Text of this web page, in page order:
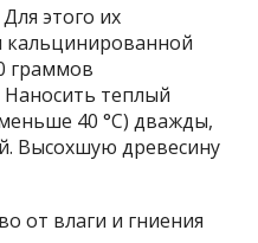
этого их
граммов
теплый
40 °C) дважды,
Высохшую древесину